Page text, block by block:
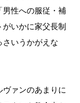
男性への服従・補
いかに家父長制
さいうかがえな
ヴァンのあまりに